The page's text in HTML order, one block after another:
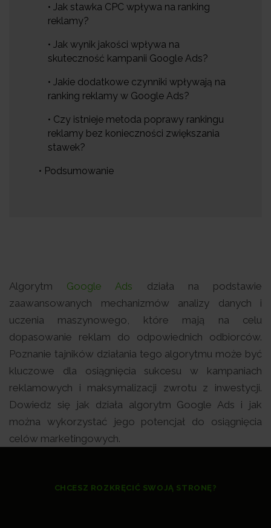
• Jak stawka CPC wpływa na ranking
reklamy?
• Jak wynik jakości wpływa na
skuteczność kampanii Google Ads?
• Jakie dodatkowe czynniki wpływają na
ranking reklamy w Google Ads?
• Czy istnieje metoda poprawy rankingu
reklamy bez konieczności zwiększania
stawek?
• Podsumowanie
Algorytm Google Ads działa na podstawie
zaawansowanych mechanizmów analizy danych i
uczenia maszynowego, które mają na celu
dopasowanie reklam do odpowiednich odbiorców.
Poznanie tajników działania tego algorytmu może być
kluczowe dla osiągnięcia sukcesu w kampaniach
reklamowych i maksymalizacji zwrotu z inwestycji.
Dowiedz się jak działa algorytm Google Ads i jak
można wykorzystać jego potencjał do osiągnięcia
celów marketingowych.
CHCESZ ROZKRĘCIĆ SWOJĄ STRONĘ?